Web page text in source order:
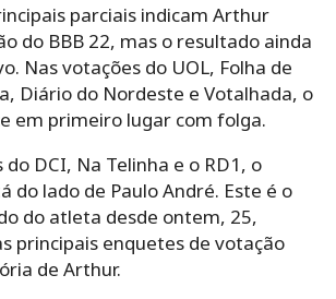
parciais indicam Arthur
do BBB 22, mas o resultado ainda
Nas votações do UOL, Folha de
Diário do Nordeste e Votalhada, o
em primeiro lugar com folga.
do DCI, Na Telinha e o RD1, o
do lado de Paulo André. Este é o
do atleta desde ontem, 25,
principais enquetes de votação
de Arthur.